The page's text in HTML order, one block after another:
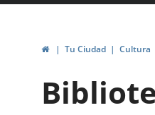
HomeTu Ciudad Cultura